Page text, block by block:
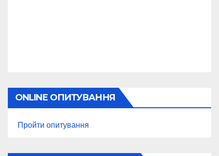
ONLINE ОПИТУВАННЯ
Пройти опитування